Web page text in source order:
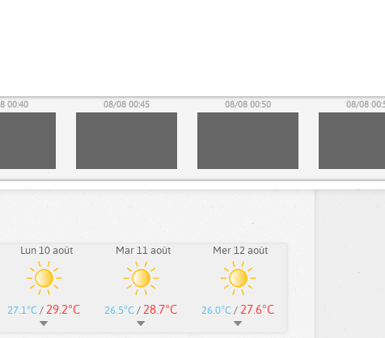
00:40 08/08 00:45 08/08 00:50 08/08
Lun 10 août
27.1°C / 29.2°C
Mar 11 août
26.5°C / 28.7°C
Mer 12 août
26.0°C / 27.6°C